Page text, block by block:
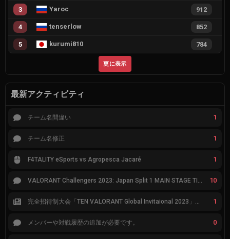
3 Yaroc 912
4 tenserlow 852
5 kurumi810 784
更に表示
最新アクティビティ
チーム名間違い 1
チーム名修正 1
F4TALITY eSports vs Agropesca Jacaré 1
VALORANT Challengers 2023: Japan Split 1 MAIN STAGE TIER表 10
完全招待制大会「TEN VALORANT Global Invitaional 2023」が韓国で開催 1
メンバーや対戦履歴の追加が必要です。 0